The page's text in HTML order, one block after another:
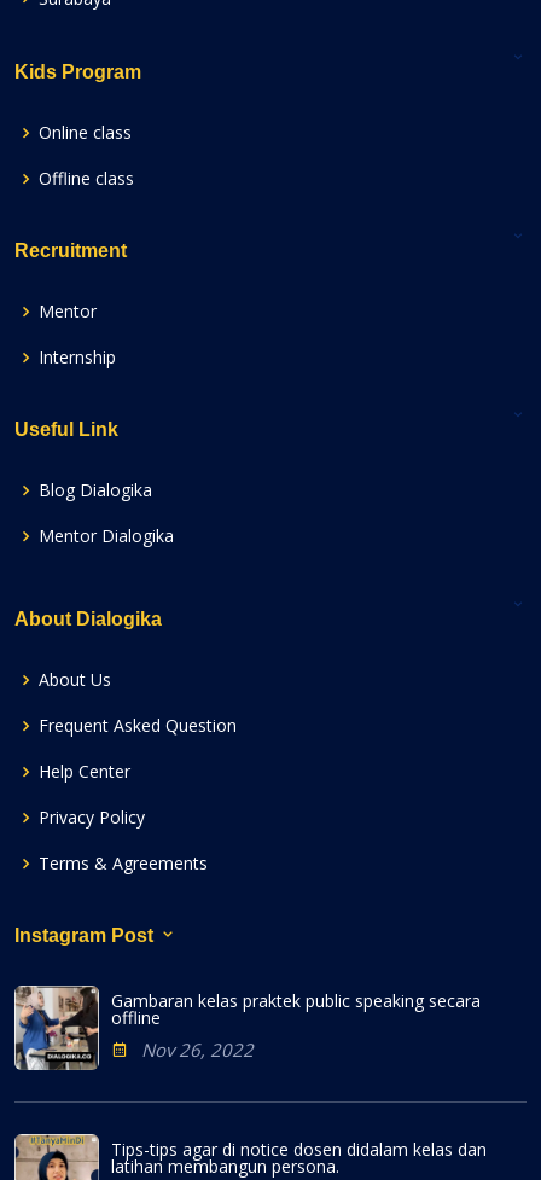
Kids Program
Online class
Offline class
Recruitment
Mentor
Internship
Useful Link
Blog Dialogika
Mentor Dialogika
About Dialogika
About Us
Frequent Asked Question
Help Center
Privacy Policy
Terms & Agreements
Instagram Post
Gambaran kelas praktek public speaking secara
offline
Nov 26, 2022
Tips-tips agar di notice dosen didalam kelas dan
latihan membangun persona.